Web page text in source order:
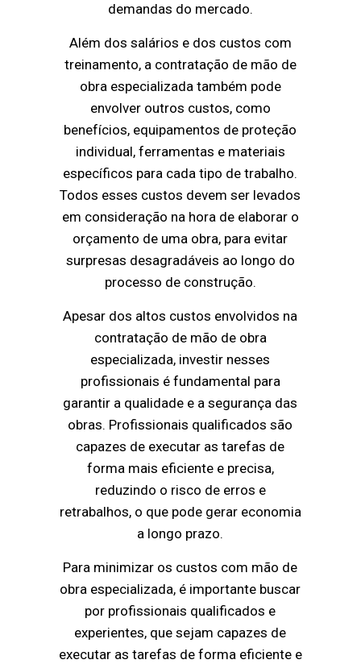
demandas do mercado.
Além dos salários e dos custos com
treinamento, a contratação de mão de
obra especializada também pode
envolver outros custos, como
benefícios, equipamentos de proteção
individual, ferramentas e materiais
específicos para cada tipo de trabalho.
Todos esses custos devem ser levados
em consideração na hora de elaborar o
orçamento de uma obra, para evitar
surpresas desagradáveis ao longo do
processo de construção.
Apesar dos altos custos envolvidos na
contratação de mão de obra
especializada, investir nesses
profissionais é fundamental para
garantir a qualidade e a segurança das
obras. Profissionais qualificados são
capazes de executar as tarefas de
forma mais eficiente e precisa,
reduzindo o risco de erros e
retrabalhos, o que pode gerar economia
a longo prazo.
Para minimizar os custos com mão de
obra especializada, é importante buscar
por profissionais qualificados e
experientes, que sejam capazes de
executar as tarefas de forma eficiente e